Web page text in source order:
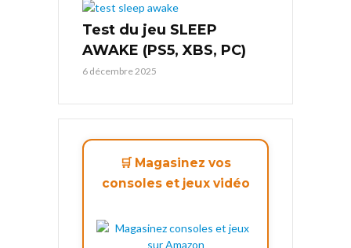
Test du jeu SLEEP
AWAKE (PS5, XBS, PC)
6 décembre 2025
🛒 Magasinez vos
consoles et jeux vidéo